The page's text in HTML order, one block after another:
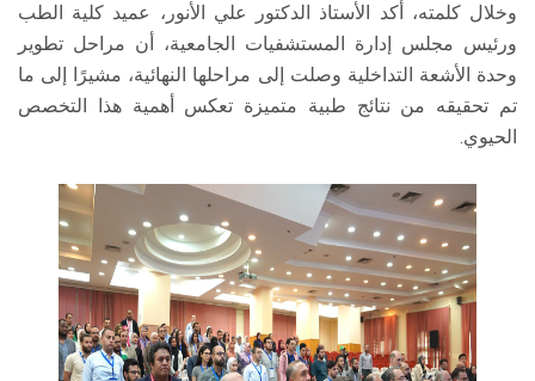
وخلال كلمته، أكد الأستاذ الدكتور علي الأنور، عميد كلية الطب
ورئيس مجلس إدارة المستشفيات الجامعية، أن مراحل تطوير
وحدة الأشعة التداخلية وصلت إلى مراحلها النهائية، مشيرًا إلى ما
تم تحقيقه من نتائج طبية متميزة تعكس أهمية هذا التخصص
الحيوي.